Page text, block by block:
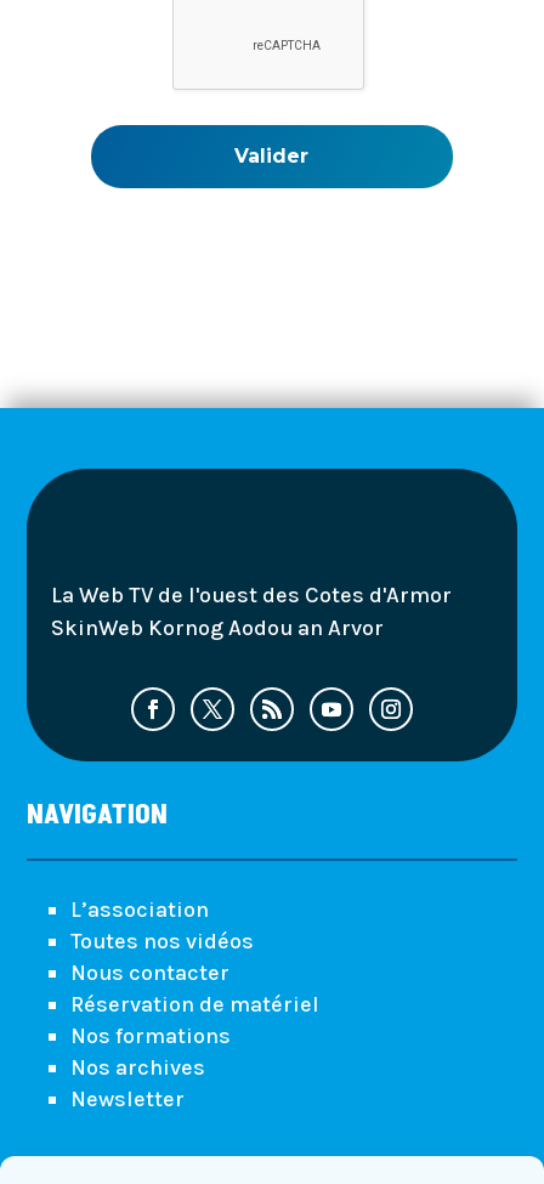
La Web TV de l'ouest des Cotes d'Armor
SkinWeb Kornog Aodou an Arvor
NAVIGATION
L’association
Toutes nos vidéos
Nous contacter
Réservation de matériel
Nos formations
Nos archives
Newsletter